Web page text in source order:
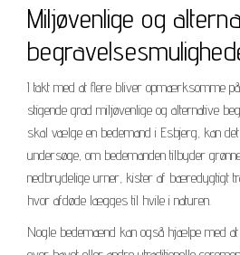
Miljøvenlige og
I takt med at flere bliver opmærksomme
stigende grad miljøvenlige og alternative
skal vælge en bedemand i Esbjerg, kan
undersøge, om bedemanden tilbyder
nedbrydelige urner, kister af bæredygtigt
hvor afdøde lægges til hvile i naturen.
Nogle bedemænd kan også hjælpe med at